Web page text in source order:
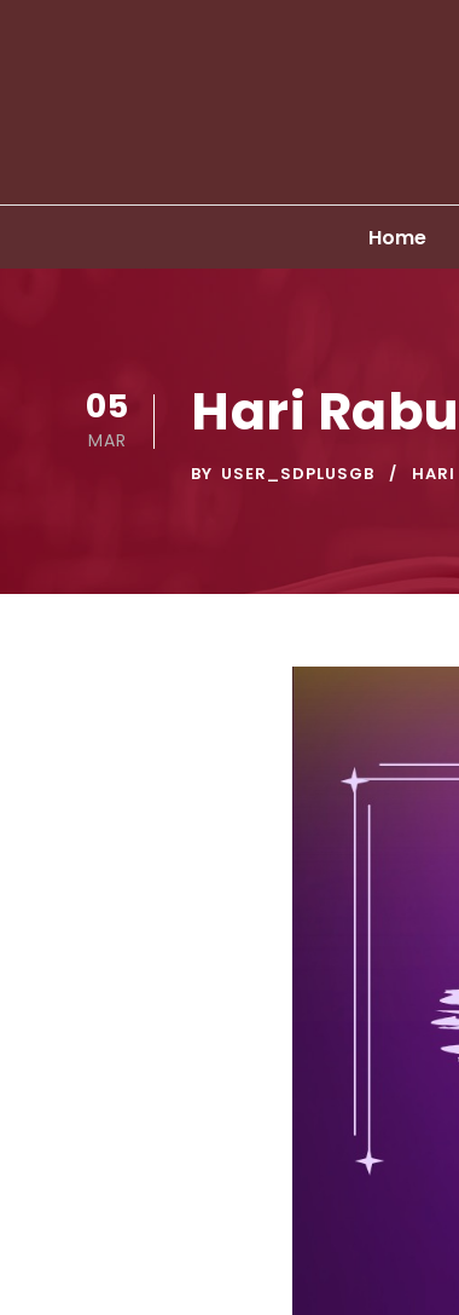
Home
05
MAR Hari
BY USER_SDPLUSGB HARI